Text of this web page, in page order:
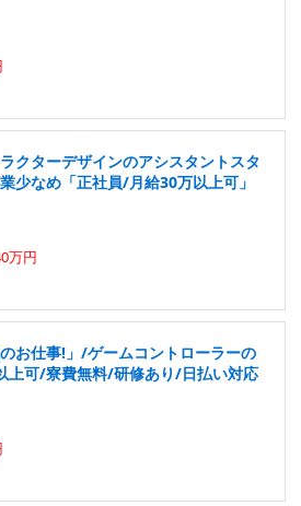
クターデザインのアシスタントスタ
少なめ「正社員/月給30万以上可」
万円
お仕事!」/ゲームコントローラーの
上可/寮費無料/研修あり/日払い対応